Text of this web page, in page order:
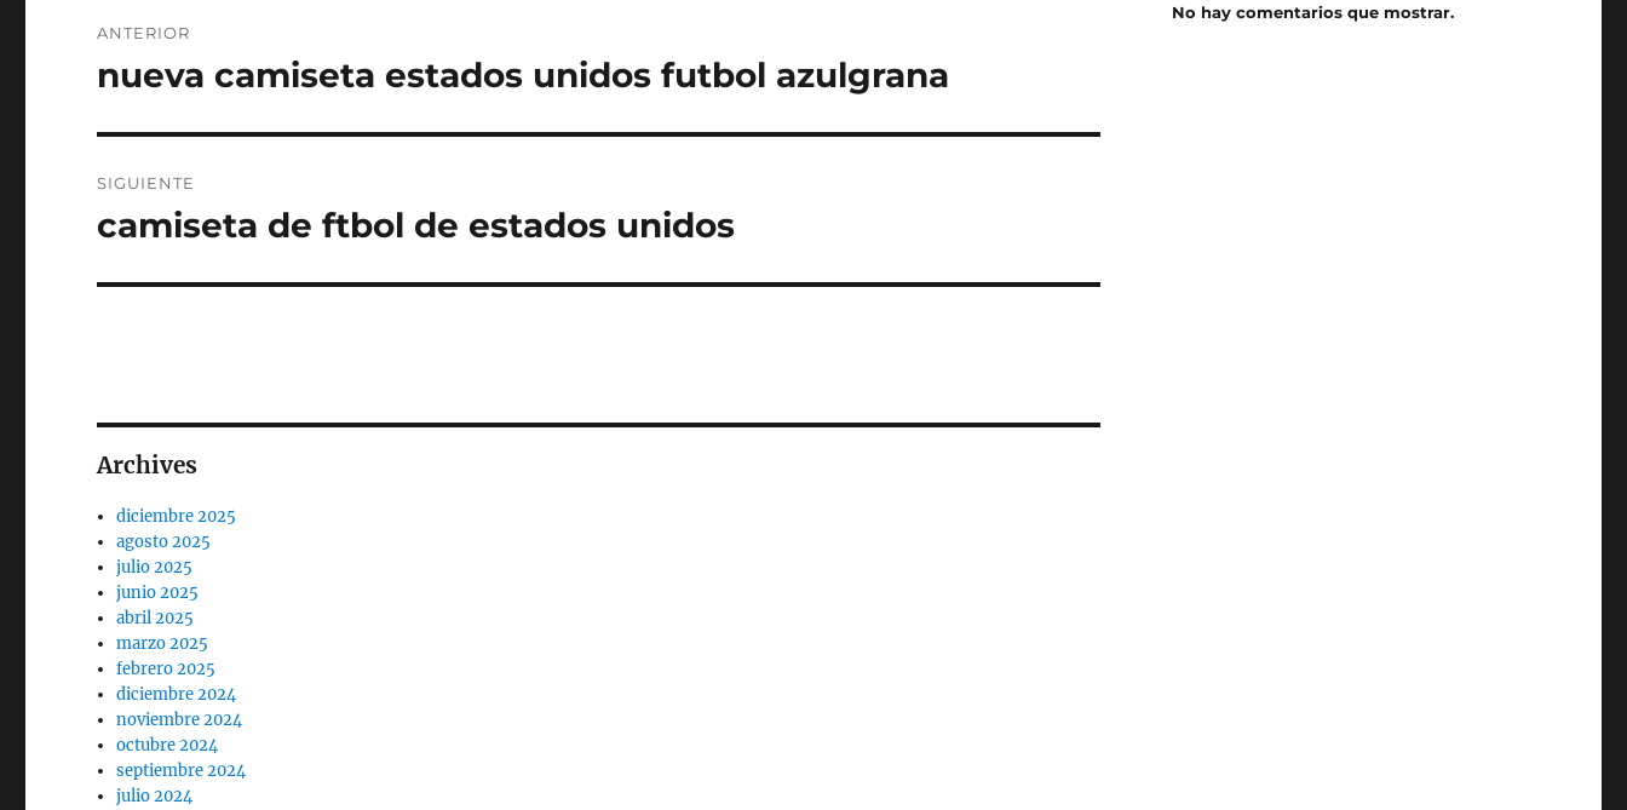
de
ANTERIOR
Entrada
nueva camiseta estados unidos futbol azulgrana
SIGUIENTE
Entrada
camiseta de ftbol de estados unidos
Archives
diciembre 2025
agosto 2025
julio 2025
junio 2025
abril 2025
marzo 2025
febrero 2025
diciembre 2024
noviembre 2024
octubre 2024
septiembre 2024
julio 2024
No hay comentarios que mostrar.